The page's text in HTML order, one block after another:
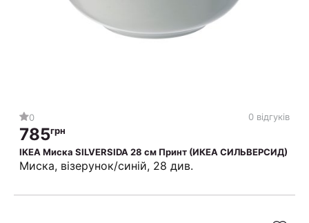
0 0 відгуків
785грн
IKEA Миска SILVERSIDA 28 см Принт (ИКЕА СИЛЬВЕРСИД)
Миска, візерунок/синій, 28 див.